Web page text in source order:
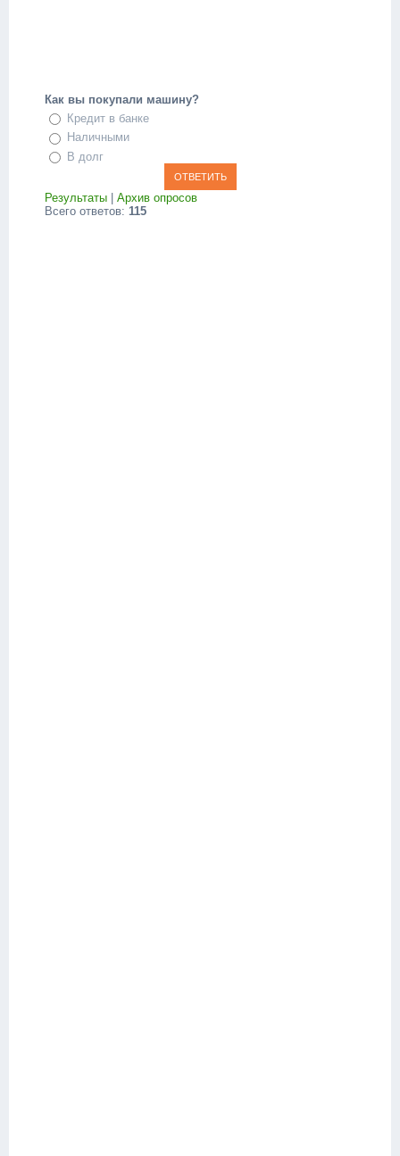
Как вы покупали машину?
Кредит в банке
Наличными
В долг
Результаты
Архив опросов
Всего ответов: 115